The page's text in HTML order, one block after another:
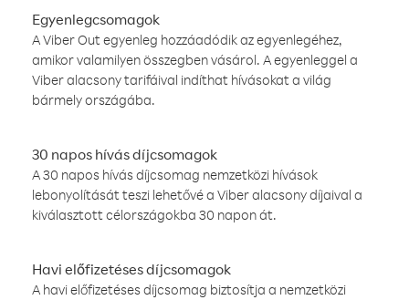
Egyenlegcsomagok
A Viber Out egyenleg hozzáadódik az egyenlegéhez,
amikor valamilyen összegben vásárol. A egyenleggel a
Viber alacsony tarifáival indíthat hívásokat a világ
bármely országába.
30 napos hívás díjcsomagok
A 30 napos hívás díjcsomag nemzetközi hívások
lebonyolítását teszi lehetővé a Viber alacsony díjaival a
kiválasztott célországokba 30 napon át.
Havi előfizetéses díjcsomagok
A havi előfizetéses díjcsomag biztosítja a nemzetközi